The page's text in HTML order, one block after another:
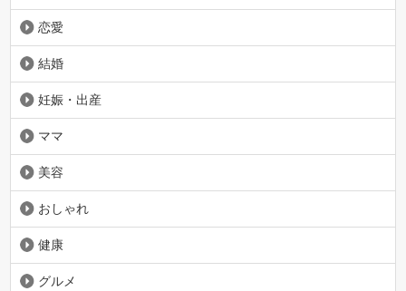
恋愛
結婚
妊娠・出産
ママ
美容
おしゃれ
健康
グルメ